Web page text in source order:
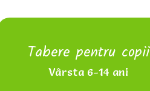
Tabere pentru copii
Vârsta 6-14 ani